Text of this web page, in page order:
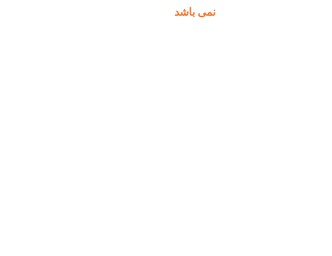
نمی باشد